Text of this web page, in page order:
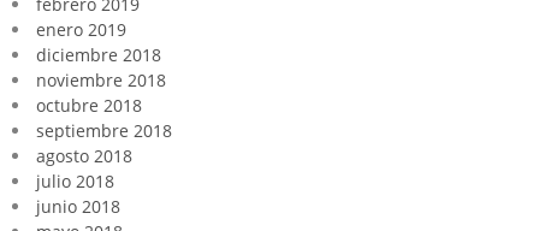
enero 2019
diciembre 2018
noviembre 2018
octubre 2018
septiembre 2018
agosto 2018
julio 2018
junio 2018